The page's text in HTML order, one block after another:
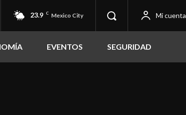
23.9 C Mexico City Mi cuenta
EVENTOS SEGURIDAD